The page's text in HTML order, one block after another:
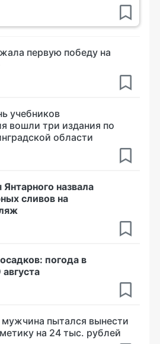
первую победу на
учебников
вошли три издания по
области
назвала
сливов на
погода в
мужчина пытался вынести
на 24 тыс. рублей